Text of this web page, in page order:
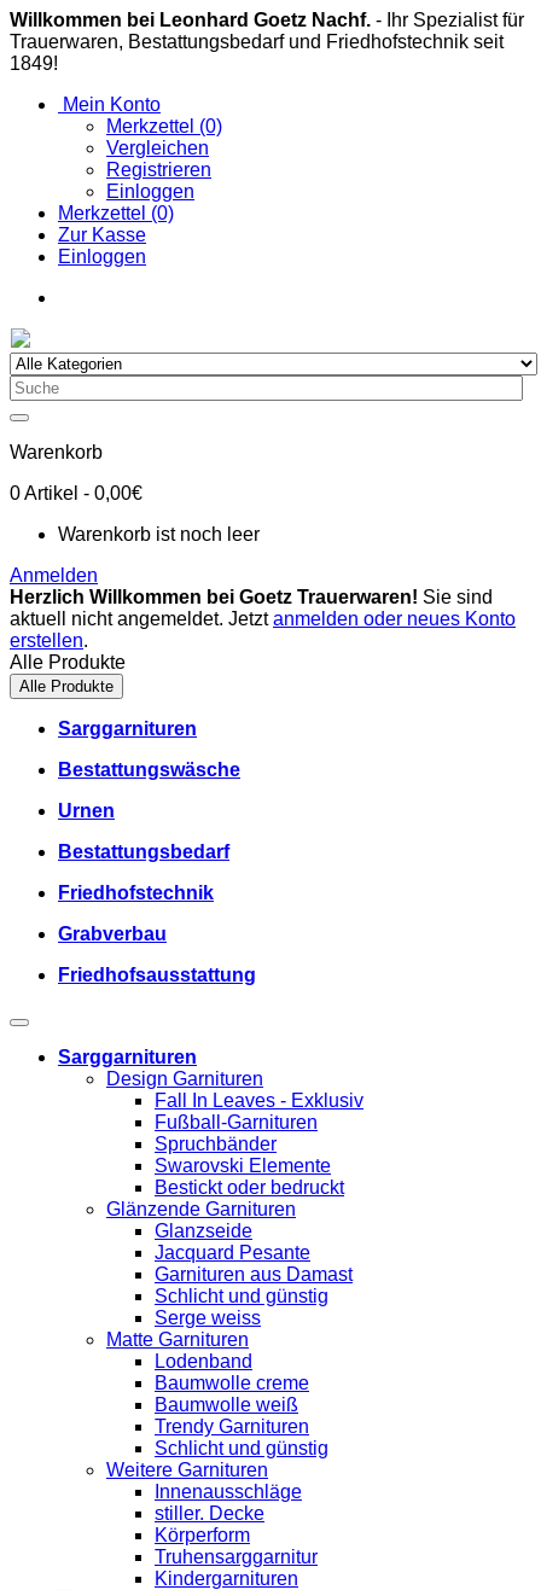
Willkommen bei Leonhard Goetz Nachf. - Ihr Spezialist für
Trauerwaren, Bestattungsbedarf und Friedhofstechnik seit
1849!
Mein Konto
Merkzettel (0)
Vergleichen
Registrieren
Einloggen
Merkzettel (0)
Zur Kasse
Einloggen
Warenkorb
0Artikel - 0,00€
Warenkorb ist noch leer
Anmelden
Herzlich Willkommen bei Goetz Trauerwaren! Sie sind
aktuell nicht angemeldet. Jetztanmelden oder neues Konto
erstellen.
Alle Produkte
Alle Produkte
Sarggarnituren
Bestattungswäsche
Urnen
Bestattungsbedarf
Friedhofstechnik
Grabverbau
Friedhofsausstattung
Sarggarnituren
Design Garnituren
Fall In Leaves - Exklusiv
Fußball-Garnituren
Spruchbänder
Swarovski Elemente
Bestickt oder bedruckt
Glänzende Garnituren
Glanzseide
Jacquard Pesante
Garnituren aus Damast
Schlicht und günstig
Serge weiss
Matte Garnituren
Lodenband
Baumwolle creme
Baumwolle weiß
Trendy Garnituren
Schlicht und günstig
Weitere Garnituren
Innenausschläge
stiller. Decke
Körperform
Truhensarggarnitur
Kindergarnituren